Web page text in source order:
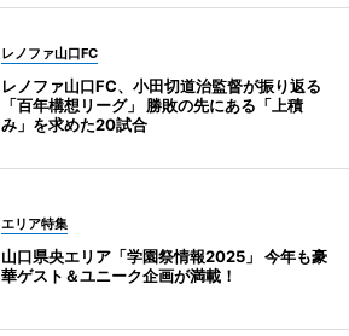
レノファ山口FC
レノファ山口FC、小田切道治監督が振り返る
「百年構想リーグ」 勝敗の先にある「上積
み」を求めた20試合
エリア特集
山口県央エリア「学園祭情報2025」 今年も豪
華ゲスト＆ユニーク企画が満載！